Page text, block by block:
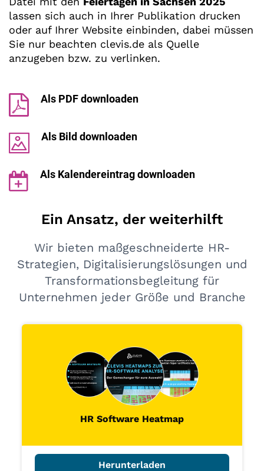
lassen sich auch in Ihrer Publikation drucken
oder auf Ihrer Website einbinden, dabei müssen
Sie nur beachten clevis.de als Quelle
anzugeben bzw. zu verlinken.
Als PDF downloaden
Als Bild downloaden
Als Kalendereintrag downloaden
Ein Ansatz, der weiterhilft
Wir bieten maßgeschneiderte HR-
Strategien, Digitalisierungslösungen und
Transformationsbegleitung für
Unternehmen jeder Größe und Branche
HR Software Heatmap
Herunterladen